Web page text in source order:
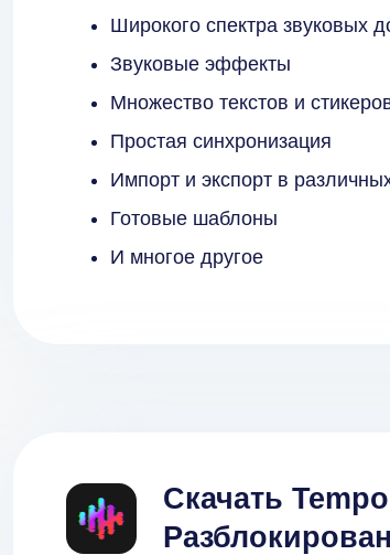
Широкого спектра звуковых
Звуковые эффекты
Множество текстов и
Простая синхронизация
Импорт и экспорт в
Готовые шаблоны
И многое другое
Скачать